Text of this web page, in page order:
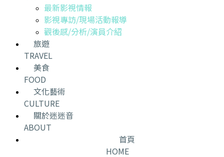
最新影視情報
影視專訪/現場活動報導
觀後感/分析/演員介紹
旅遊
TRAVEL
美食
FOOD
文化藝術
CULTURE
關於迷迷音
ABOUT
首頁
HOME